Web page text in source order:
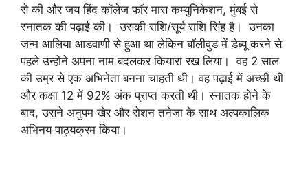
से की और जय हिंद कॉलेज फॉर मास कम्युनिकेशन, मुंबई से
स्नातक की पढ़ाई की। उसकी राशि/सूर्य राशि सिंह है। उनका
जन्म आलिया आडवाणी से हुआ था लेकिन बॉलीवुड में डेब्यू करने से
पहले उन्होंने अपना नाम बदलकर कियारा रख लिया। वह 2 साल
की उम्र से एक अभिनेता बनना चाहती थी। वह पढ़ाई में अच्छी थी
और कक्षा 12 में 92% अंक प्राप्त करती थी। स्नातक होने के
बाद, उसने अनुपम खेर और रोशन तनेजा के साथ अल्पकालिक
अभिनय पाठ्यक्रम किया।